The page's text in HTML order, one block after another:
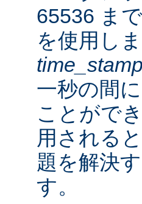
65536 ま
を使用し
一秒の間
ことがで
用される
題を解決
す。